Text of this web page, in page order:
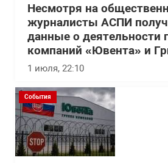
Несмотря на
журналисты АСПИ
данные о деятельности
компаний «Ювента» и
1 июля, 22:10
События